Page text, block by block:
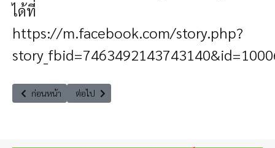
ได้ที่
https://m.facebook.com/story.php?
เนื้อหาก่อนหน้า: ชวนเยาวชนลูกหลานไทย แปลงร่างปลุกพลัง เป็น World
ก่อนหน้า เนื้อหาถัดไป: สัมมนาเรื่อง “2024 - 2030 - 2050 โลกจะเดื
ต่อไป